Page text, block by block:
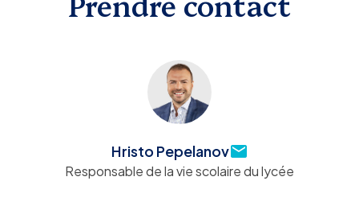
Hristo Pepelanov
Responsable de la vie scolaire du lycée